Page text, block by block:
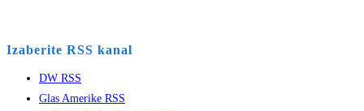
Izaberite RSS kanal
DW RSS
Glas Amerike RSS